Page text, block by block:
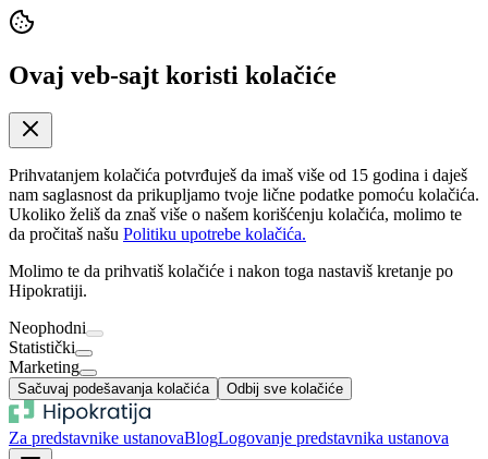
Ovaj veb-sajt koristi kolačiće
Prihvatanjem kolačića potvrđuješ da imaš više od 15 godina i daješ
nam saglasnost da prikupljamo tvoje lične podatke pomoću kolačića.
Ukoliko želiš da znaš više o našem korišćenju kolačića, molimo te
da pročitaš našu Politiku upotrebe kolačića.
Molimo te da prihvatiš kolačiće i nakon toga nastaviš kretanje po
Hipokratiji.
Neophodni
Statistički
Marketing
Sačuvaj podešavanja kolačića Odbij sve kolačiće
Za predstavnike ustanovaBlogLogovanje predstavnika ustanova